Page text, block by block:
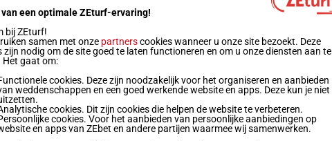
CONTACT MET ONS OP
een optimale ZEturf-ervaring!
bij ZEturf!
samen met onze partnerscookies wanneer u onze site bezoekt. Deze
zijn nodig om de site goed te laten functioneren en om u onze diensten aan te
Het gaat om:
cookies. Deze zijn noodzakelijk voor het organiseren en aanbieden
weddenschappen en een goed werkende website en apps. Deze kun je niet
cookies. Dit zijn cookies die helpen de website te verbeteren.
cookies. Voor het aanbieden van persoonlijke aanbiedingen op
en apps van ZEbet en andere partijen waarmee wij samenwerken.